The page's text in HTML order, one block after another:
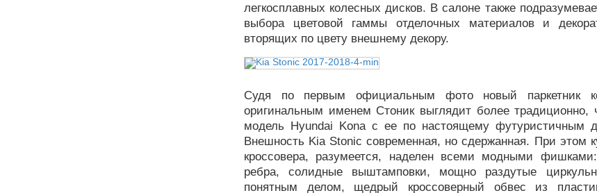
легкосплавных колесных дисков. В салоне также
выбора цветовой гаммы отделочных материалов и
вторящих по цвету внешнему декору.
Судя по первым официальным фото новый паркетник
оригинальным именем Стоник выглядит более традиционно,
модель Hyundai Kona с ее по настоящему футуристичным
Внешность Kia Stonic современная, но сдержанная. При этом
кроссовера, разумеется, наделен всеми модными
ребра, солидные выштамповки, мощно раздутые
понятным делом, щедрый кроссоверный обвес из